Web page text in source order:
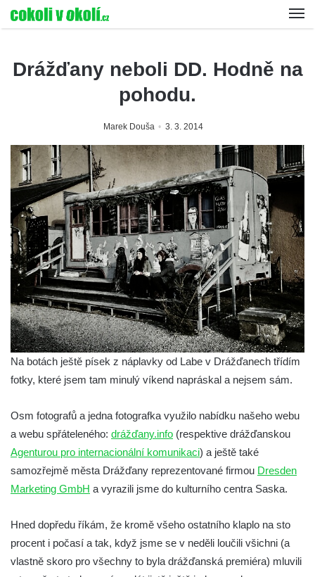
Drážďany neboli DD. Hodně na
pohodu.
Marek Douša 3. 3. 2014
Na botách ještě písek z náplavky od Labe v Drážďanech třídím
fotky, které jsem tam minulý víkend napráskal a nejsem sám.
Osm fotografů a jedna fotografka využilo nabídku našeho webu
a webu spřáteleného: drážďany.info (respektive drážďanskou
Agenturou pro internacionální komunikaci) a ještě také
samozřejmě města Drážďany reprezentované firmou Dresden
Marketing GmbH a vyrazili jsme do kulturního centra Saska.
Hned dopředu říkám, že kromě všeho ostatního klaplo na sto
procent i počasí a tak, když jsme se v neděli loučili všichni (a
vlastně skoro pro všechny to byla drážďanská premiéra) mluvili